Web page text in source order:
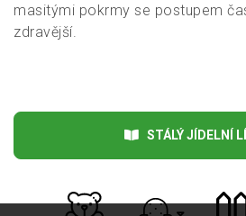
masitými pokrmy se postupem
zdravější.
Kuchyně:
Česká
STÁLÝ JÍDELNÍ